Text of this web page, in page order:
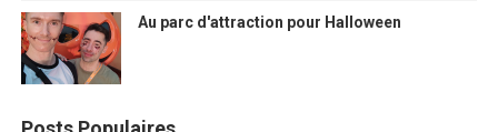
Au parc d'attraction pour Halloween